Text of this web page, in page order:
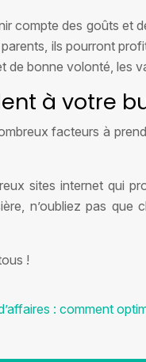
compte des goûts et
ils pourront
bonne volonté, les
à votre
facteurs à
sites internet qui
n’oubliez pas que
!
: comment